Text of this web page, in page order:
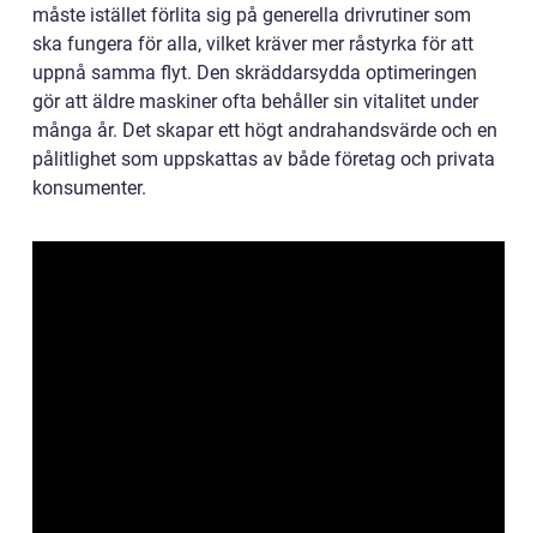
måste istället förlita sig på generella drivrutiner som
ska fungera för alla, vilket kräver mer råstyrka för att
uppnå samma flyt. Den skräddarsydda optimeringen
gör att äldre maskiner ofta behåller sin vitalitet under
många år. Det skapar ett högt andrahandsvärde och en
pålitlighet som uppskattas av både företag och privata
konsumenter.